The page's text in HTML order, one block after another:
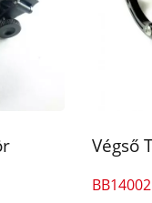
Végső
BB14002